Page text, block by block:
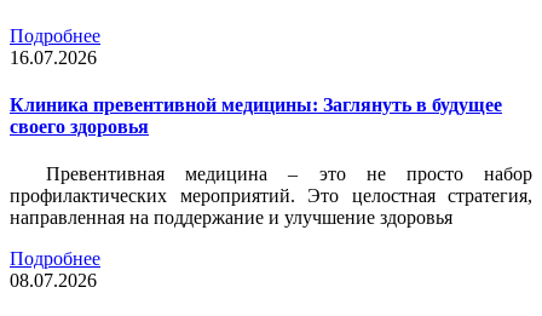
Подробнее
16.07.2026
Клиника превентивной медицины: Заглянуть в будущее
своего здоровья
Превентивная медицина – это не просто набор
профилактических мероприятий. Это целостная стратегия,
направленная на поддержание и улучшение здоровья
Подробнее
08.07.2026